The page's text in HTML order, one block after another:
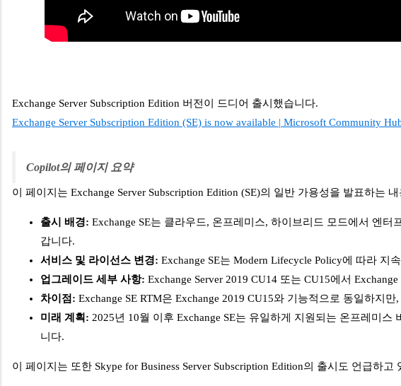
Exchange Server Subscription Edition 버전이 드디어 출시했습니다.
Exchange Server Subscription Edition (SE) is now available | Microsoft Community
Copilot의 페이지 요약
이 페이지는 Exchange Server Subscription Edition (SE)의 일반 가용성을 발표하는
출시 배경: Exchange SE는 클라우드, 온프레미스, 하이브리드 모드에서 엔
갑니다.
서비스 및 라이선스 변경: Exchange SE는 Modern Lifecycle Policy에 따라
업그레이드 세부 사항: Exchange Server 2019 CU14 또는 CU15에서
차이점 : Exchange SE RTM은 Exchange 2019 CU15와 기능적으로 동일하지
미래 계획 : 2025년 10월 이후 Exchange SE는 유일하게 지원되는 온프레미
니다.
이 페이지는 또한 Skype for Business Server Subscription Edition의 출시도 언급하고